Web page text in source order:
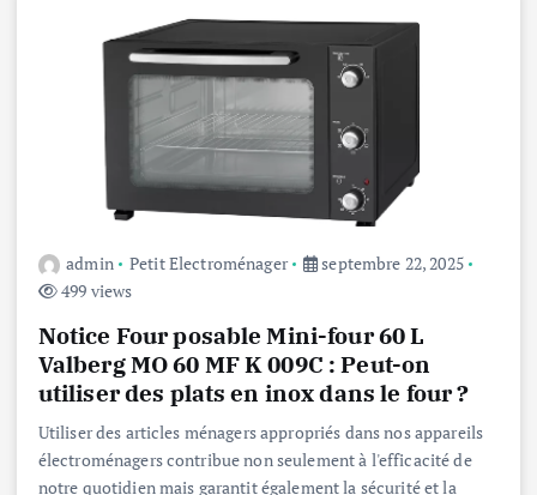
admin Petit Electroménager
septembre 22, 2025
499 views
Notice Four posable Mini-four 60 L
Valberg MO 60 MF K 009C : Peut-on
utiliser des plats en inox dans le four ?
Utiliser des articles ménagers appropriés dans nos appareils
électroménagers contribue non seulement à l'efficacité de
notre quotidien mais garantit également la sécurité et la